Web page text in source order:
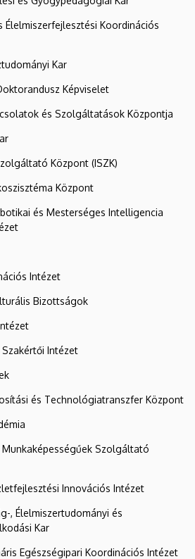
Élelmiszerfejlesztési Koordinációs
Kar
Képviselet
és Szolgáltatások Központja
Központ (ISZK)
Központ
és Mesterséges Intelligencia
Intézet
Bizottságok
Intézet
és Technológiatranszfer Központ
Szolgáltató
Innovációs Intézet
, Élelmiszertudományi és
Kar
Egészségipari Koordinációs Intézet